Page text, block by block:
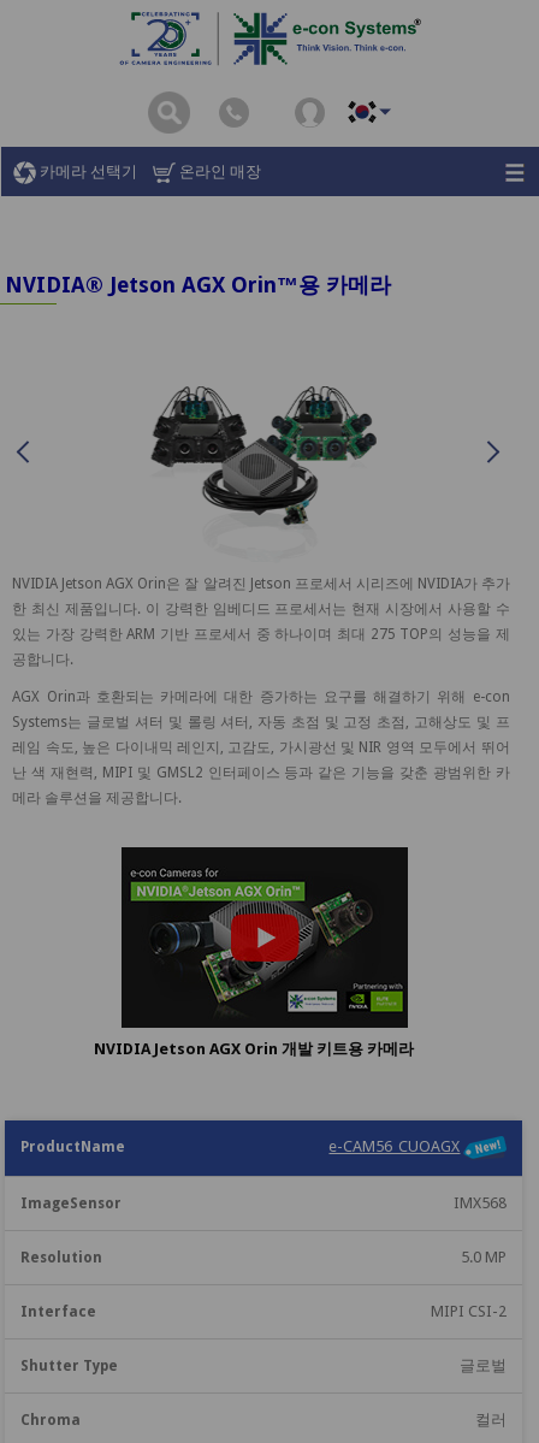
카메라 선택기 온라인 매장
NVIDIA® Jetson AGX Orin™용 카메라
NVIDIA Jetson AGX Orin은 잘 알려진 Jetson 프로세서 시리즈에 NVIDIA가 추가
한 최신 제품입니다. 이 강력한 임베디드 프로세서는 현재 시장에서 사용할 수
있는 가장 강력한 ARM 기반 프로세서 중 하나이며 최대 275 TOP의 성능을 제
공합니다.
AGX Orin과 호환되는 카메라에 대한 증가하는 요구를 해결하기 위해 e-con
Systems는 글로벌 셔터 및 롤링 셔터, 자동 초점 및 고정 초점, 고해상도 및 프
레임 속도, 높은 다이내믹 레인지, 고감도, 가시광선 및 NIR 영역 모두에서 뛰어
난 색 재현력, MIPI 및 GMSL2 인터페이스 등과 같은 기능을 갖춘 광범위한 카
메라 솔루션을 제공합니다.
NVIDIA Jetson AGX Orin 개발 키트용 카메라
제
품
이
지
해
결
호
터
e-CAM56_CUOAGX
IMX568
5.0 MP
MIPI CSI-2
글로벌
컬러